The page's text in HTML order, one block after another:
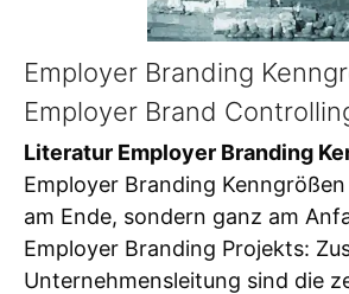
Employer Branding
Employer Brand
Literatur Employer Branding
Employer Branding
am Ende, sondern ganz am
Employer Branding Projekts:
Unternehmensleitung sind die